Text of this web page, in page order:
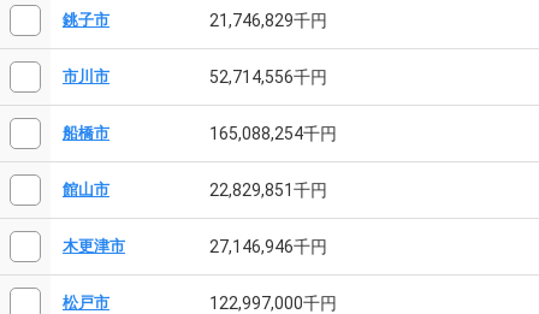
銚子市 21,746,829千円
市川市 52,714,556千円
船橋市 165,088,254千円
館山市 22,829,851千円
木更津市 27,146,946千円
松戸市 122,997,000千円